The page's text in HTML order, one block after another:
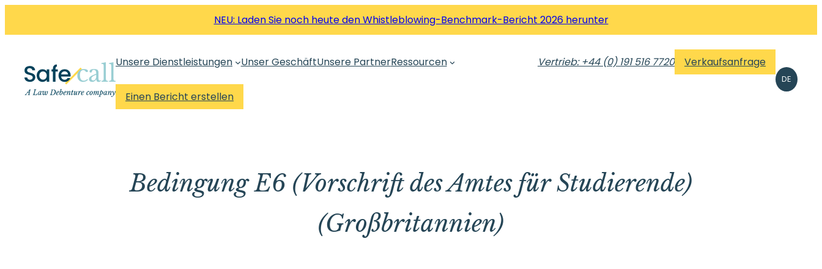
NEU: Laden Sie noch heute den Whistleblowing-Benchmark-Bericht 2026 herunter
Unsere Dienstleistungen Unser GeschäftUnsere PartnerRessourcen Vertrieb: +44 (0) 191 516 7720 Verkaufsanfrage
Einen Bericht erstellen
DE
Bedingung E6 (Vorschrift des Amtes für Studierende)
(Großbritannien)